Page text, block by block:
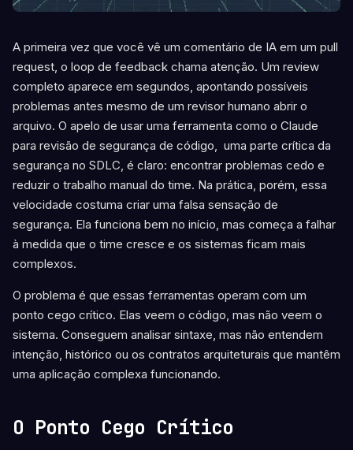
A primeira vez que você vê um comentário de IA em um pull
request, o loop de feedback chama atenção. Um review
completo aparece em segundos, apontando possíveis
problemas antes mesmo de um revisor humano abrir o
arquivo. O apelo de usar uma ferramenta como o Claude
para revisão de segurança de código, uma parte crítica da
segurança no SDLC, é claro: encontrar problemas cedo e
reduzir o trabalho manual do time. Na prática, porém, essa
velocidade costuma criar uma falsa sensação de
segurança. Ela funciona bem no início, mas começa a falhar
à medida que o time cresce e os sistemas ficam mais
complexos.
O problema é que essas ferramentas operam com um
ponto cego crítico. Elas veem o código, mas não veem o
sistema. Conseguem analisar sintaxe, mas não entendem
intenção, histórico ou os contratos arquiteturais que mantêm
uma aplicação complexa funcionando.
O Ponto Cego Crítico